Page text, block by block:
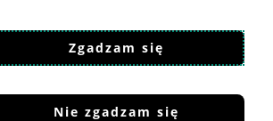
Zgadzam się
Nie zgadzam się